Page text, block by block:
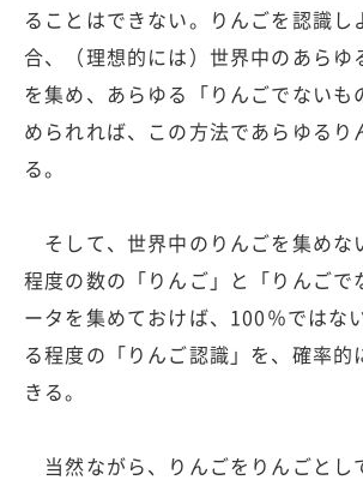
ることはできない。りんごを認識し
合、（理想的には）世界中のあらゆ
を集め、あらゆる「りんごでないも
められれば、この方法であらゆるり
る。
そして、世界中のりんごを集めな
程度の数の「りんご」と「りんごで
ータを集めておけば、100％ではな
る程度の「りんご認識」を、確率的
きる。
当然ながら、りんごをりんごとし